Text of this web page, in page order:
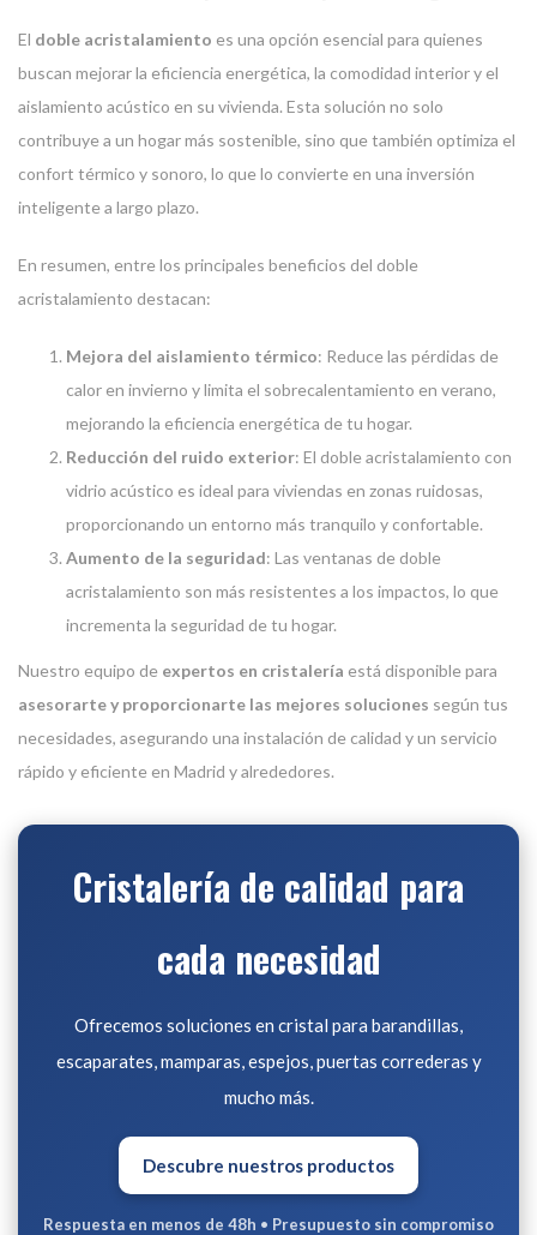
El doble acristalamiento es una opción esencial para quienes
buscan mejorar la eficiencia energética, la comodidad interior y el
aislamiento acústico en su vivienda. Esta solución no solo
contribuye a un hogar más sostenible, sino que también optimiza el
confort térmico y sonoro, lo que lo convierte en una inversión
inteligente a largo plazo.
En resumen, entre los principales beneficios del doble
acristalamiento destacan:
Mejora del aislamiento térmico: Reduce las pérdidas de
calor en invierno y limita el sobrecalentamiento en verano,
mejorando la eficiencia energética de tu hogar.
Reducción del ruido exterior: El doble acristalamiento con
vidrio acústico es ideal para viviendas en zonas ruidosas,
proporcionando un entorno más tranquilo y confortable.
Aumento de la seguridad: Las ventanas de doble
acristalamiento son más resistentes a los impactos, lo que
incrementa la seguridad de tu hogar.
Nuestro equipo de expertos en cristalería está disponible para
asesorarte y proporcionarte las mejores soluciones según tus
necesidades, asegurando una instalación de calidad y un servicio
rápido y eficiente en Madrid y alrededores.
Cristalería de calidad para
cada necesidad
Ofrecemos soluciones en cristal para barandillas,
escaparates, mamparas, espejos, puertas correderas y
mucho más.
Descubre nuestros productos
Respuesta en menos de 48h • Presupuesto sin compromiso